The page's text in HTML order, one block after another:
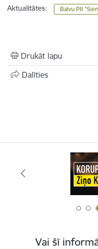
Aktualitātes: Balvu PII
Drukāt lapu
Dalīties
Vai šī